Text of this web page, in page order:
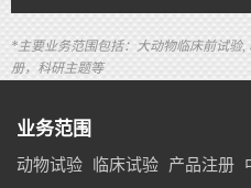
*主要业务范围包括：大动物临床前试验
册，科研主题等
业务范围
动物试验 临床试验 产品注册